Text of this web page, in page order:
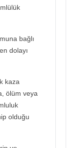
bağlı
dolayı
kaza
ölüm veya
olduğu